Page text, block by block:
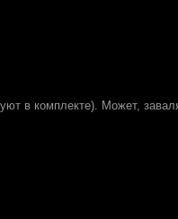
в комплекте). Может,